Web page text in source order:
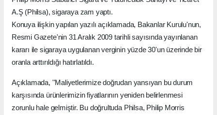
A.Ş (Philsa), sigaraya zam yaptı.
Konuya ilişkin yapılan yazılı açıklamada, Bakanlar Kurulu'nun,
Resmi Gazete'nin 31 Aralık 2009 tarihli sayısında yayınlanan
kararı ile sigaraya uygulanan verginin yüzde 30'un üzerinde bir
oranla arttırıldığı hatırlatıldı.
Açıklamada, ''Maliyetlerimize doğrudan yansıyan bu durum
karşısında ürünlerimizin fiyatlarının yeniden belirlenmesi
zorunlu hale gelmiştir. Bu doğrultuda Philsa, Philip Morris